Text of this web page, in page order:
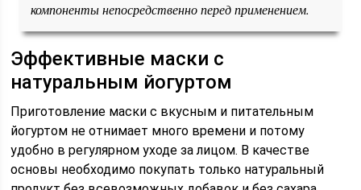
компоненты непосредственно перед применением.
Эффективные маски с
натуральным йогуртом
Приготовление маски с вкусным и питательным
йогуртом не отнимает много времени и потому
удобно в регулярном уходе за лицом. В качестве
основы необходимо покупать только натуральный